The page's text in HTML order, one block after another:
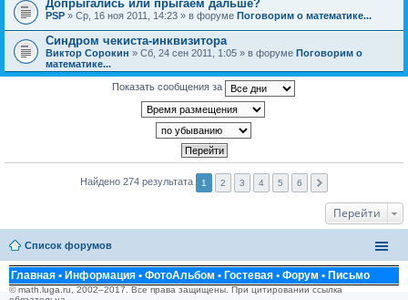
Допрыгались или прыгаем дальше?
PSP » Ср, 16 ноя 2011, 14:23 » в форуме Поговорим о математике...
Синдром чекиста-инквизитора
Виктор Сорокин » Сб, 24 сен 2011, 1:05 » в форуме Поговорим о
математике...
Показать сообщения за
Найдено 274 результата 1 2 3 4 5 6
Перейти
Список форумов
Главная • Информация • ФотоАльбом • Гостевая • Форум • Письмо
© math.luga.ru, 2002–2017. Все права защищены. При цитировании ссылка